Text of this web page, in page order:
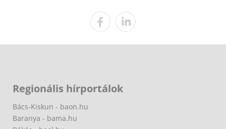
Regionális hírportálok
Bács-Kiskun - baon.hu
Baranya - bama.hu